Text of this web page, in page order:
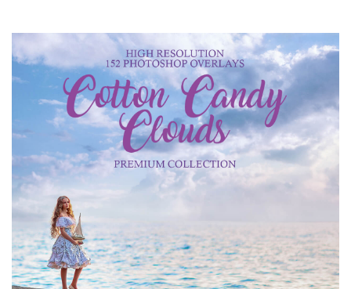
Prosím vyberte
Free Cloud Overlay #26